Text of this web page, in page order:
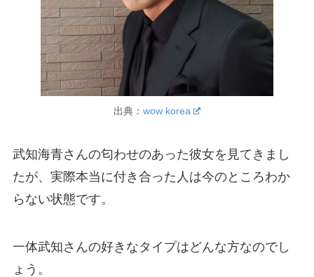
出典： wow korea
武知海青さんの匂わせのあった彼女を見てきまし
たが、実際本当に付き合った人は今のところわか
らない状態です。
一体武知さんの好きなタイプはどんな方なのでし
ょう。